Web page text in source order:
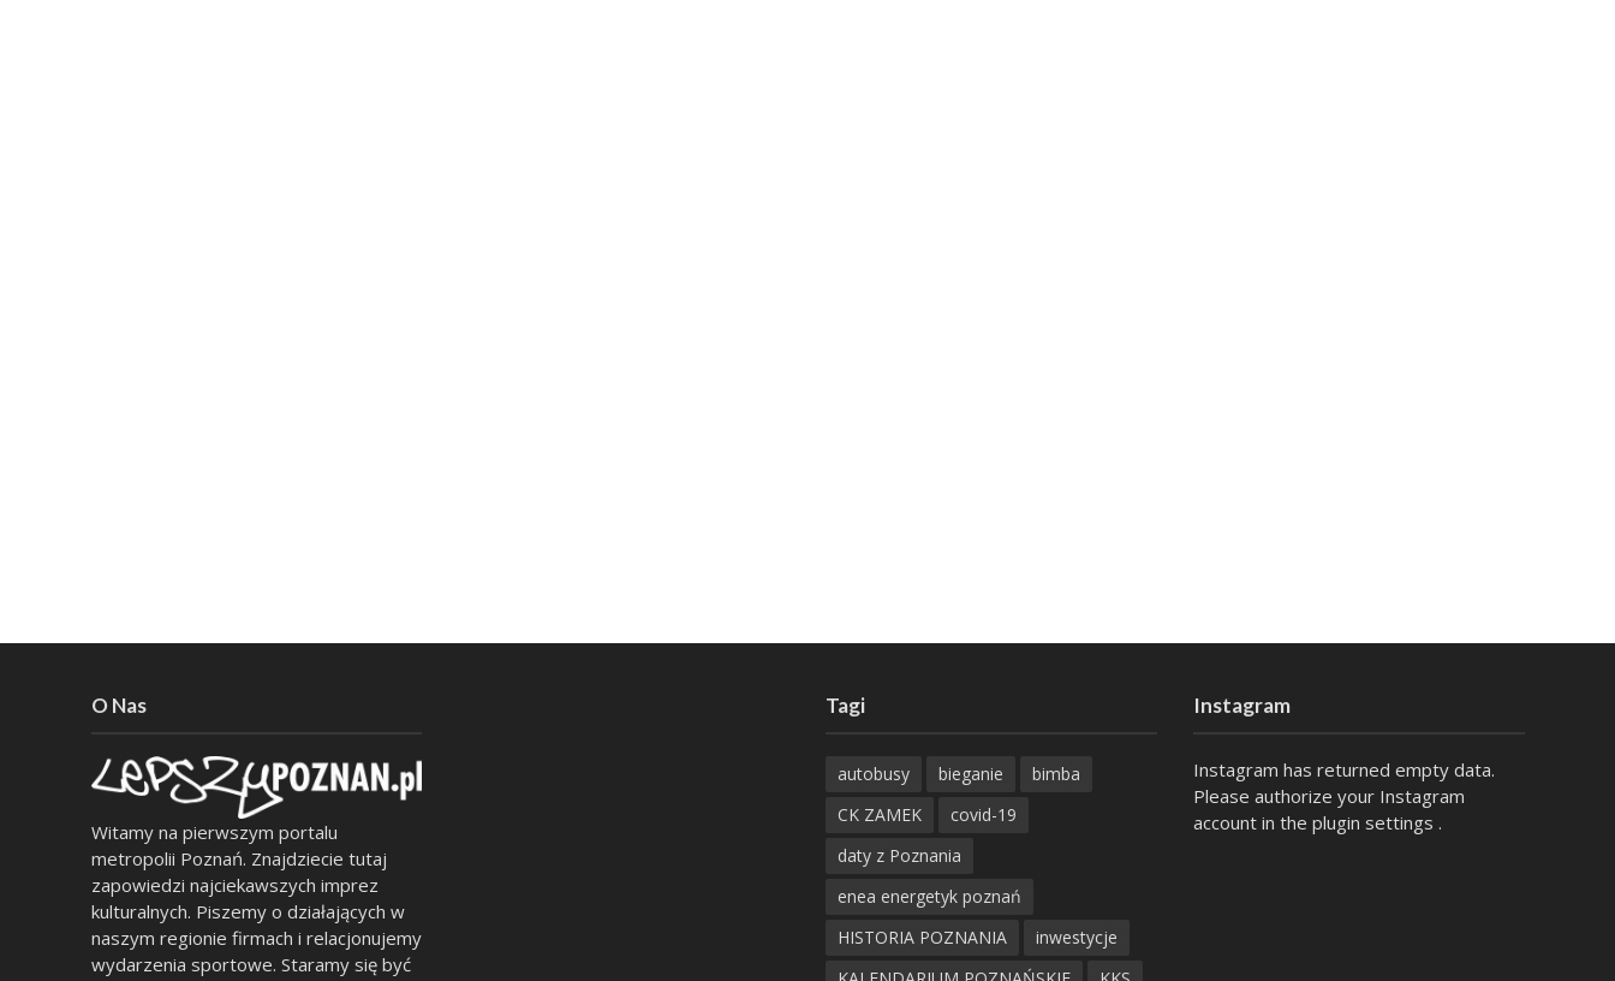
O Nas
Witamy na pierwszym portalu
metropolii Poznań. Znajdziecie tutaj
zapowiedzi najciekawszych imprez
kulturalnych. Piszemy o działających w
naszym regionie firmach i relacjonujemy
wydarzenia sportowe. Staramy się być
Tagi
autobusy bieganie
bimba
CK ZAMEK
covid-19
daty z Poznania
enea energetyk poznań
HISTORIA POZNANIA
inwestycje
Instagram
Instagram has returned empty data.
Please authorize your Instagram
account in the plugin settings .